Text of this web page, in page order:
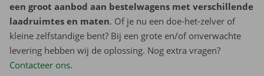
een groot aanbod aan bestelwagens met verschillende
laadruimtes en maten. Of je nu een doe-het-zelver of
kleine zelfstandige bent? Bij een grote en/of onverwachte
levering hebben wij de oplossing. Nog extra vragen?
Contacteer ons.